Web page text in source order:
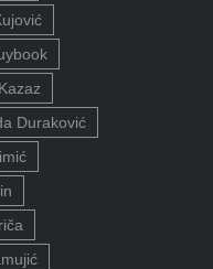
Duraković